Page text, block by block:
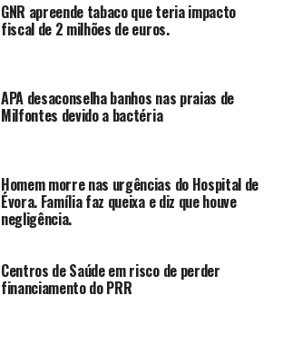
GNR apreende tabaco que teria impacto
fiscal de 2 milhões de euros.
APA desaconselha banhos nas praias de
Milfontes devido a bactéria
Homem morre nas urgências do Hospital de
Évora. Família faz queixa e diz que houve
negligência.
Centros de Saúde em risco de perder
financiamento do PRR